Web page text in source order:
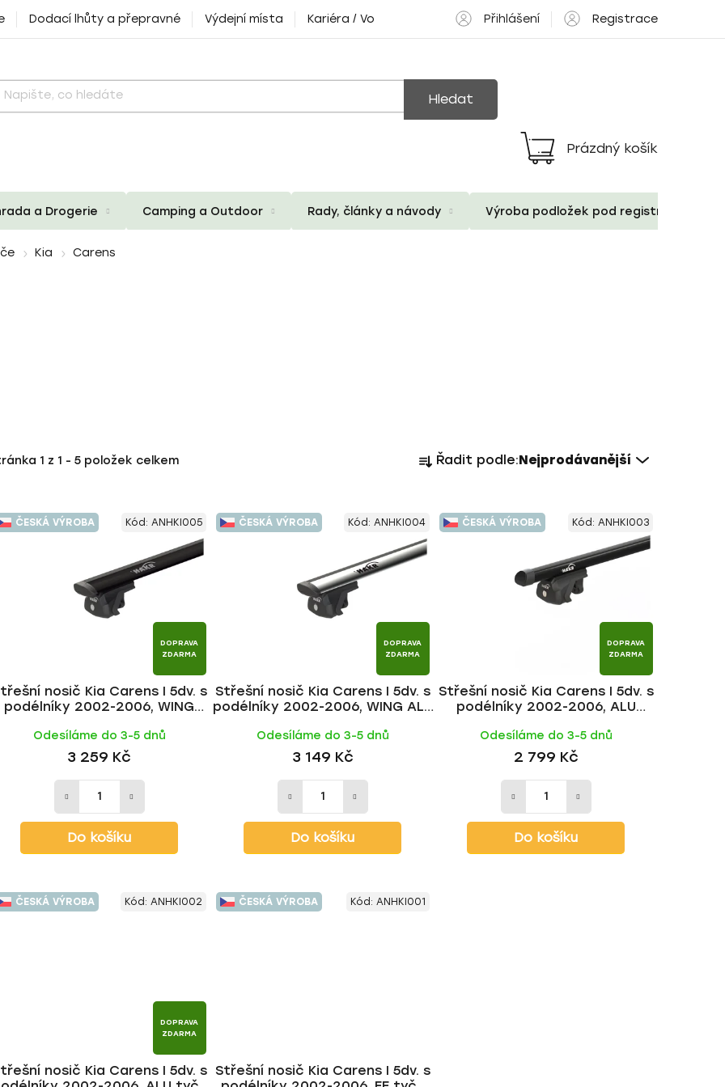
Dodací lhůty a přepravné Výdejní místa Kariéra / Volné pozice Přihlášení Registrace
Hledat
Nákupní
košík
Prázdný košík
a Drogerie Camping a Outdoor Rady, články a návody Výroba podložek pod registrační
Kia Carens
1 z 1 - 5 položek celkem
a
n
í
o
d
u
k
t
Řadit podle:Nejprodávanější
ČESKÁ VÝROBA
DOPRAVA
ZDARMA
nosič Kia Carens I 5dv. s
podélníky 2002-2006, WING
Odesíláme do 3-5 dnů
3 259 Kč
Do košíku
Kód: ANHKI005 ČESKÁ VÝROBA
DOPRAVA
ZDARMA
Střešní nosič Kia Carens I 5dv. s
podélníky 2002-2006, WING ALU
Odesíláme do 3-5 dnů
3 149 Kč
Do košíku
Kód: ANHKI004 ČESKÁ VÝROBA
DOPRAVA
ZDARMA
Střešní nosič Kia Carens I 5dv. s
podélníky 2002-2006, ALU
Odesíláme do 3-5 dnů
2 799 Kč
Do košíku
Kód: ANHKI003
ČESKÁ VÝROBA
DOPRAVA
ZDARMA
nosič Kia Carens I 5dv. s
Kód: ANHKI002 ČESKÁ VÝROBA
Střešní nosič Kia Carens I 5dv. s
Kód: ANHKI001